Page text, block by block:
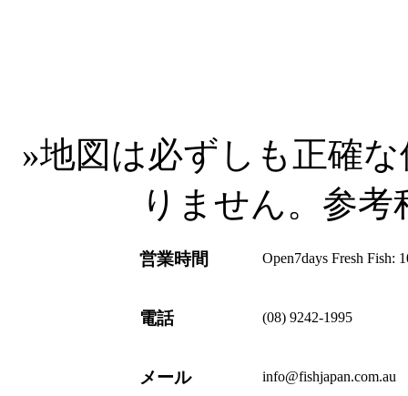
»地図は必ずしも正確
りません。参
営業時間 Open7days Fresh Fish:
電話 (08) 9242-1995
メール info@fishjapan.com.au